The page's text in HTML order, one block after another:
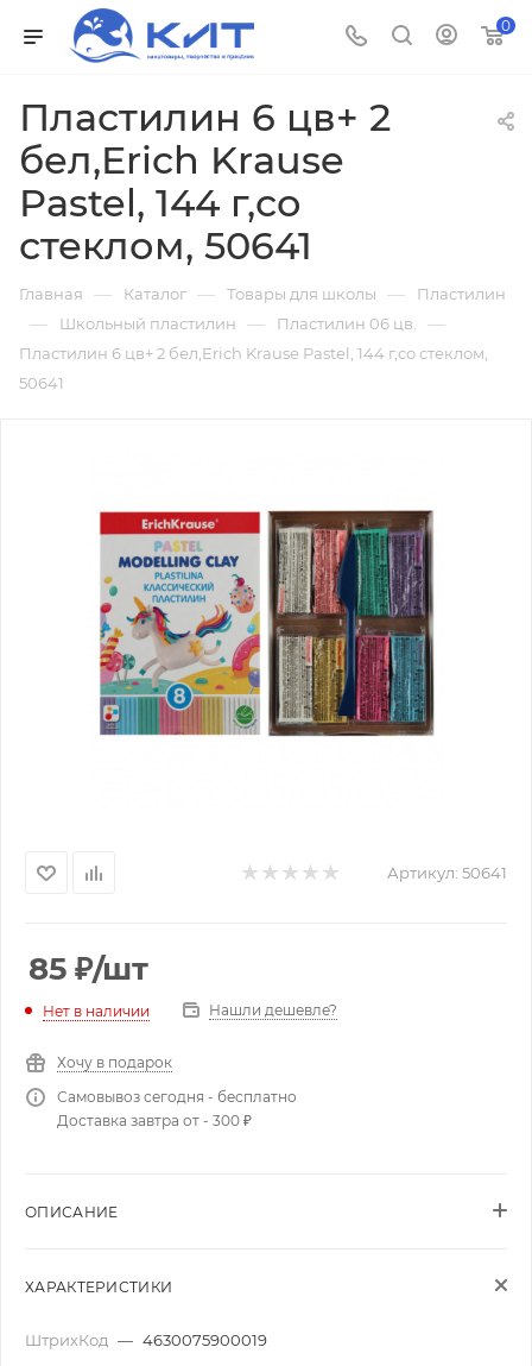
0
Пластилин 6 цв+ 2
бел,Erich Krause
Pastel, 144 г,со
стеклом, 50641
Главная — Каталог — Товары для школы — Пластилин
— Школьный пластилин — Пластилин 06 цв. —
Пластилин 6 цв+ 2 бел,Erich Krause Pastel, 144 г,со стеклом,
50641
Артикул: 50641
85 ₽/шт
Нет в наличии Нашли дешевле?
Хочу в подарок
Самовывоз сегодня - бесплатно
Доставка завтра от - 300 ₽
ОПИСАНИЕ
ХАРАКТЕРИСТИКИ
ШтрихКод — 4630075900019